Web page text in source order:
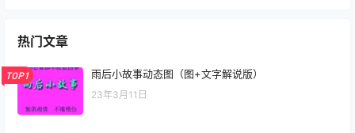
热门文章
TOP1 雨后小故事动态图（图+文字解说版）
23年3月11日